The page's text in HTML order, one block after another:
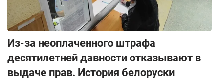
Из-за неоплаченного штрафа
десятилетней давности отказывают в
выдаче прав. История белоруски